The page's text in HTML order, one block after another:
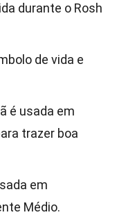
durante o Rosh
de vida e
é usada em
trazer boa
em
Médio.